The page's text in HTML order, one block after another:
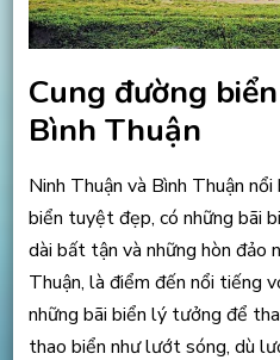
Cung đường
Bình Thuận
Ninh Thuận và Bình Thuận
biển tuyệt đẹp, có những bãi
dài bất tận và những hòn đảo
Thuận, là điểm đến nổi tiếng
những bãi biển lý tưởng để
thao biển như lướt sóng, dù